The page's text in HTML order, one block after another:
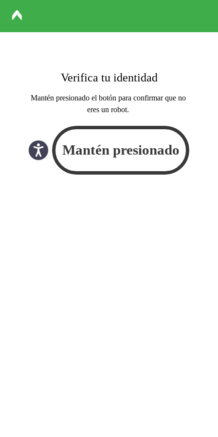
Verifica tu identidad
Mantén presionado el botón para confirmar que no
eres un robot.